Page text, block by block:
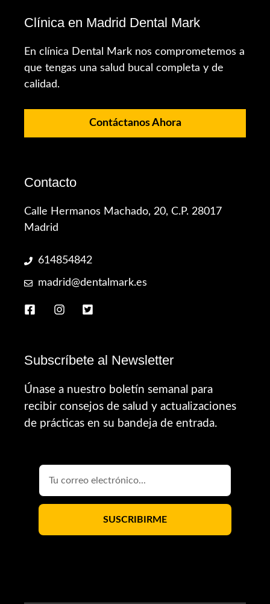
Clínica en Madrid Dental Mark
En clínica Dental Mark nos comprometemos a
que tengas una salud bucal completa y de
calidad.
Contáctanos Ahora
Contacto
Calle Hermanos Machado, 20, C.P. 28017
Madrid
614854842
madrid@dentalmark.es
Subscríbete al Newsletter
Únase a nuestro boletín semanal para
recibir consejos de salud y actualizaciones
de prácticas en su bandeja de entrada.